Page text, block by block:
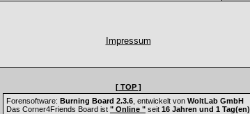
Impressum
[ TOP ]
Forensoftware: Burning Board 2.3.6 , entwickelt von WoltLab GmbH
Das Corner4Friends Board ist " Online " seit 16 Jahren und 1 Tag(en)